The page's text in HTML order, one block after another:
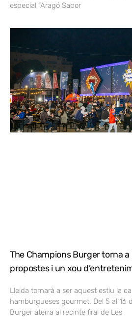
especial “Aragó Sabor
The Champions Burger torna a
propostes i un xou
Lleida tornarà a ser aquest estiu la
hamburgueses gourmet. Del 5 al 16
Burger aterra al recinte firal de Les